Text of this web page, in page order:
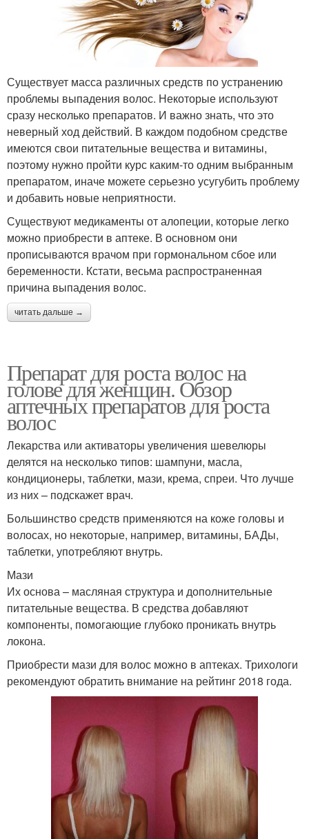
Существует масса различных средств по устранению
проблемы выпадения волос. Некоторые используют
сразу несколько препаратов. И важно знать, что это
неверный ход действий. В каждом подобном средстве
имеются свои питательные вещества и витамины,
поэтому нужно пройти курс каким-то одним выбранным
препаратом, иначе можете серьезно усугубить проблему
и добавить новые неприятности.
Существуют медикаменты от алопеции, которые легко
можно приобрести в аптеке. В основном они
прописываются врачом при гормональном сбое или
беременности. Кстати, весьма распространенная
причина выпадения волос.
читать дальше →
Препарат для роста волос на
голове для женщин. Обзор
аптечных препаратов для роста
волос
Лекарства или активаторы увеличения шевелюры
делятся на несколько типов: шампуни, масла,
кондиционеры, таблетки, мази, крема, спреи. Что лучше
из них – подскажет врач.
Большинство средств применяются на коже головы и
волосах, но некоторые, например, витамины, БАДы,
таблетки, употребляют внутрь.
Мази
Их основа – масляная структура и дополнительные
питательные вещества. В средства добавляют
компоненты, помогающие глубоко проникать внутрь
локона.
Приобрести мази для волос можно в аптеках. Трихологи
рекомендуют обратить внимание на рейтинг 2018 года.